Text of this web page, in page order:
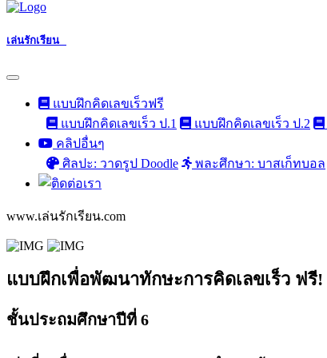
เล่นรักเรียน
แบบฝึกคิดเลขเร็วฟรี
แบบฝึกคิดเลขเร็ว ป.1
แบบฝึกคิดเลขเร็ว ป.2
คลิปอื่นๆ
ศิลปะ: วาดรูป Doodle
พละศึกษา: บาสเก็ทบอล
www.เล่นรักเรียน.com
แบบฝึกเพื่อพัฒนาทักษะการคิดเลขเร็ว ฟรี!
ชั้นประถมศึกษาปีที่ 6